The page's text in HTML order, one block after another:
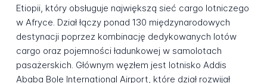
Etiopii, który obsługuje największą sieć cargo lotniczego
w Afryce. Dział łączy ponad 130 międzynarodowych
destynacji poprzez kombinację dedykowanych lotów
cargo oraz pojemności ładunkowej w samolotach
pasażerskich. Głównym węzłem jest lotnisko Addis
Ababa Bole International Airport, które dział rozwijał